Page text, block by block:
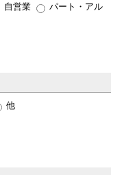
自営業
パート・アル
他